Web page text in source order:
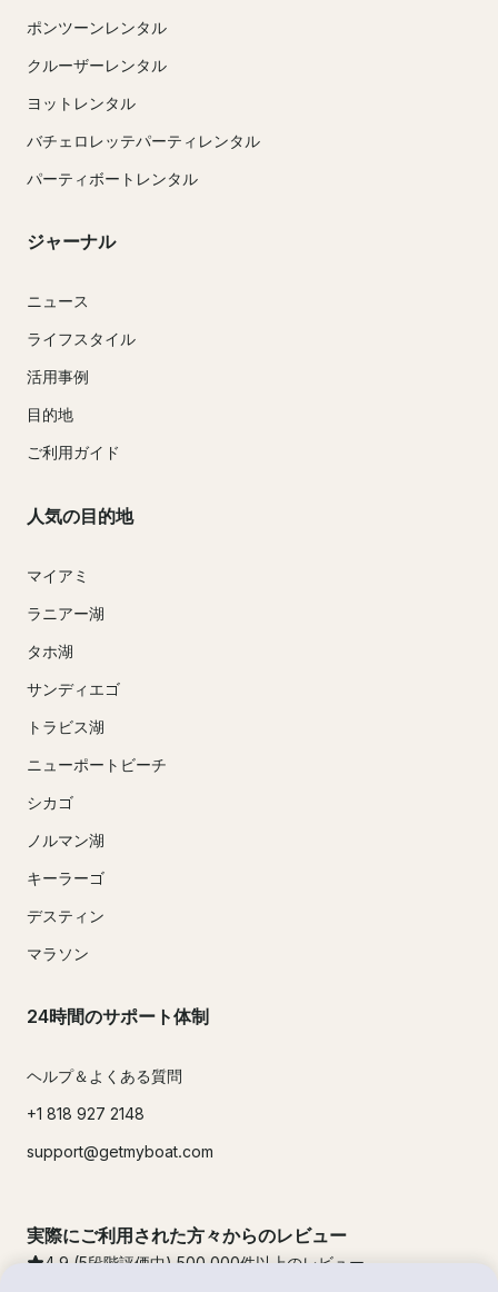
ポンツーンレンタル
クルーザーレンタル
ヨットレンタル
バチェロレッテパーティレンタル
パーティボートレンタル
ジャーナル
ニュース
ライフスタイル
活用事例
目的地
ご利用ガイド
人気の目的地
マイアミ
ラニアー湖
タホ湖
サンディエゴ
トラビス湖
ニューポートビーチ
シカゴ
ノルマン湖
キーラーゴ
デスティン
マラソン
24時間のサポート体制
ヘルプ＆よくある質問
+1 818 927 2148
support@getmyboat.com
実際にご利用された方々からのレビュー
4.9 (5段階評価中) 500,000件以上のレビュー